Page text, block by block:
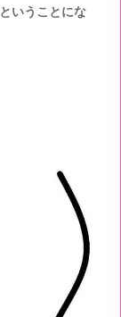
いうことにな